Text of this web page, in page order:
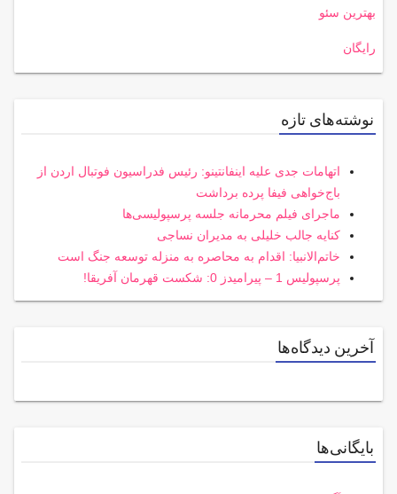
بهترین سئو
رایگان
نوشته‌های تازه
اتهامات جدی علیه اینفانتینو: رئیس فدراسیون فوتبال اردن از
باج‌خواهی فیفا پرده برداشت
ماجرای فیلم محرمانه جلسه پرسپولیسی‌ها
کنایه جالب خلیلی به مدیران نساجی
خاتم‌الانبیا: اقدام به محاصره به منزله توسعه جنگ است
پرسپولیس 1 – پیرامیدز 0: شکست قهرمان آفریقا!
آخرین دیدگاه‌ها
بایگانی‌ها